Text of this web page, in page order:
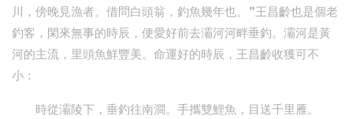
川，傍晚見漁者。借問白頭翁，釣魚幾年也。”王昌齡也是個老
釣客，閑來無事的時辰，便愛好前去灞河河畔垂釣。灞河是黃
河的主流，里頭魚鮮豐美。命運好的時辰，王昌齡收獲可不
小：
時從灞陵下，垂釣往南澗。手攜雙鯉魚，目送千里雁。